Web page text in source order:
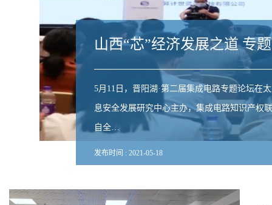
山西“芯”经济发展之道 专
5月11日，晋阳湖·第二届集成电路专题论坛在
息安全发展研究中心主办，集成电路知识产权
自全…
发布时间 : 2021-05-18